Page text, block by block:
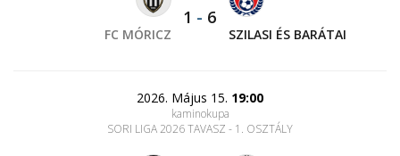
FC MÓRICZ
1 - 6
SZILASI ÉS BARÁTAI
2026. Május 15. 19:00
kaminokupa
SORI LIGA 2026 TAVASZ - 1. OSZTÁLY